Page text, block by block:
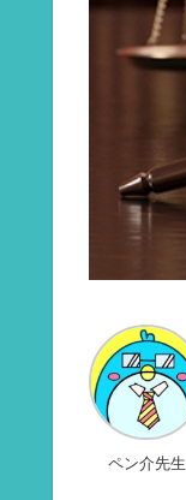
ペン介先生